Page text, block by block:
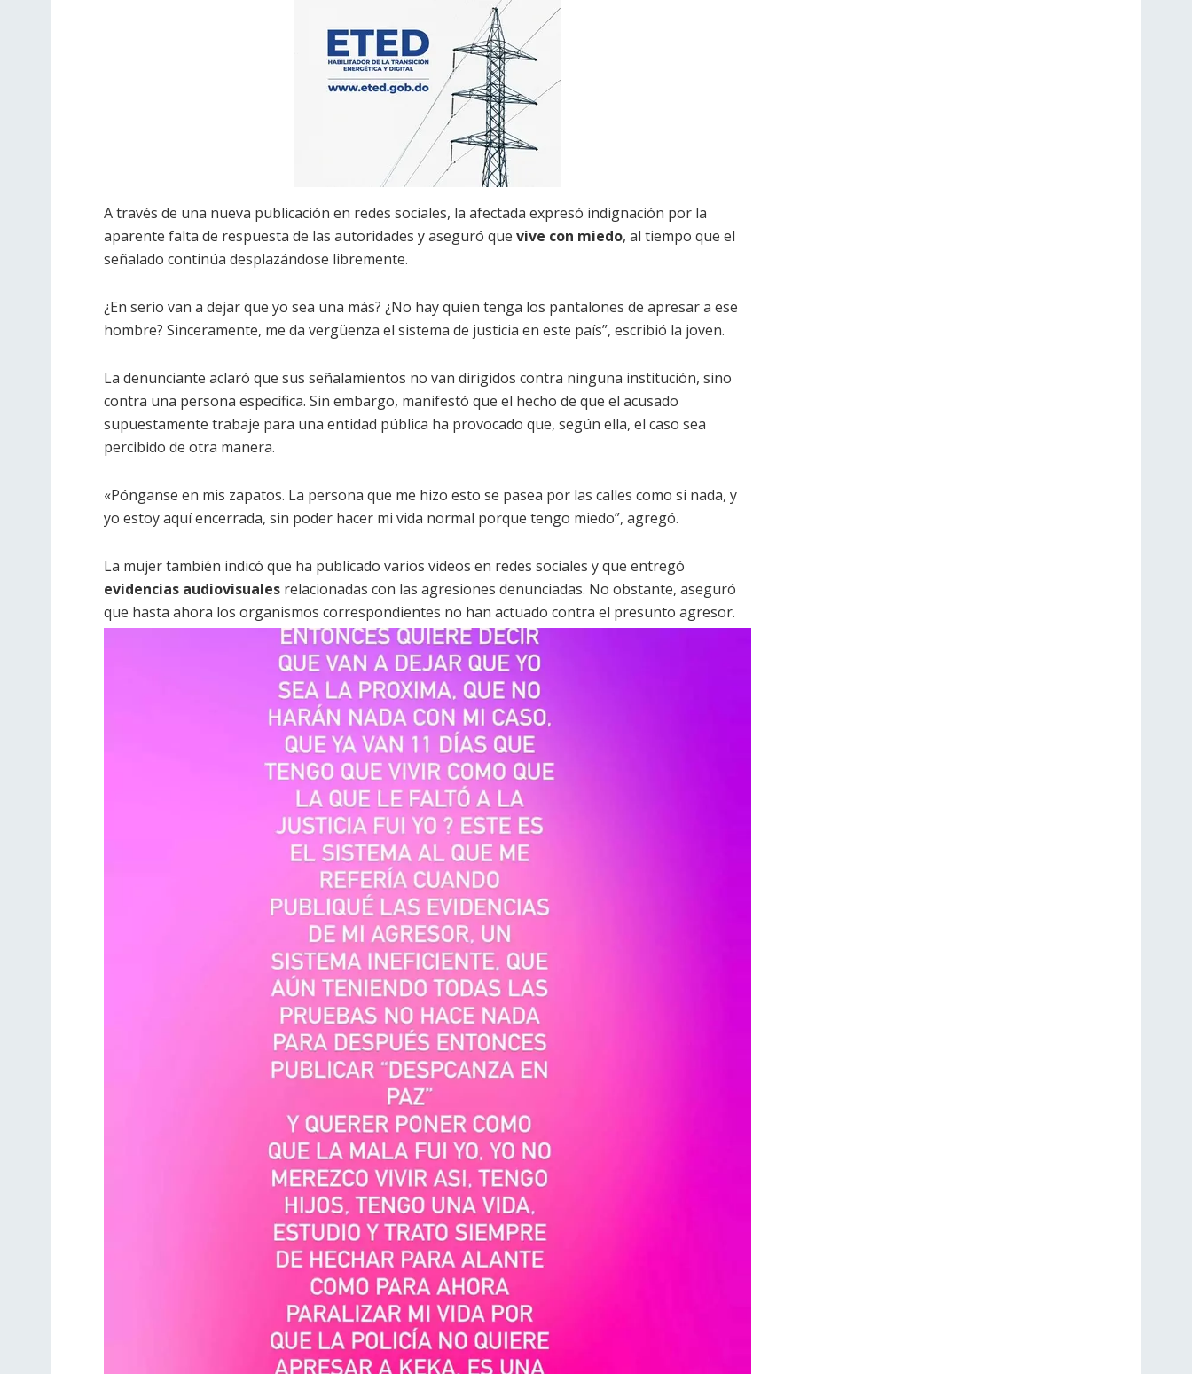
A través de una nueva publicación en redes sociales, la afectada expresó indignación por la
aparente falta de respuesta de las autoridades y aseguró que vive con miedo, al tiempo que el
señalado continúa desplazándose libremente.
¿En serio van a dejar que yo sea una más? ¿No hay quien tenga los pantalones de apresar a ese
hombre? Sinceramente, me da vergüenza el sistema de justicia en este país”, escribió la joven.
La denunciante aclaró que sus señalamientos no van dirigidos contra ninguna institución, sino
contra una persona específica. Sin embargo, manifestó que el hecho de que el acusado
supuestamente trabaje para una entidad pública ha provocado que, según ella, el caso sea
percibido de otra manera.
«Pónganse en mis zapatos. La persona que me hizo esto se pasea por las calles como si nada, y
yo estoy aquí encerrada, sin poder hacer mi vida normal porque tengo miedo”, agregó.
La mujer también indicó que ha publicado varios videos en redes sociales y que entregó
evidencias audiovisuales relacionadas con las agresiones denunciadas. No obstante, aseguró
que hasta ahora los organismos correspondientes no han actuado contra el presunto agresor.